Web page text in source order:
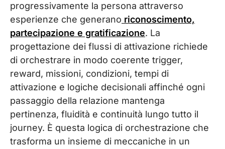
progressivamente la persona attraverso
esperienze che generano riconoscimento,
partecipazione e gratificazione. La
progettazione dei flussi di attivazione richiede
di orchestrare in modo coerente trigger,
reward, missioni, condizioni, tempi di
attivazione e logiche decisionali affinché ogni
passaggio della relazione mantenga
pertinenza, fluidità e continuità lungo tutto il
journey. È questa logica di orchestrazione che
trasforma un insieme di meccaniche in un